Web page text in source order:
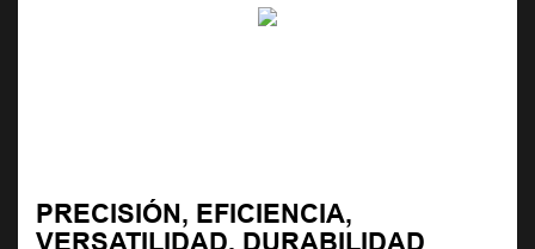
PRECISIÓN, EFICIENCIA,
VERSATILIDAD, DURABILIDAD